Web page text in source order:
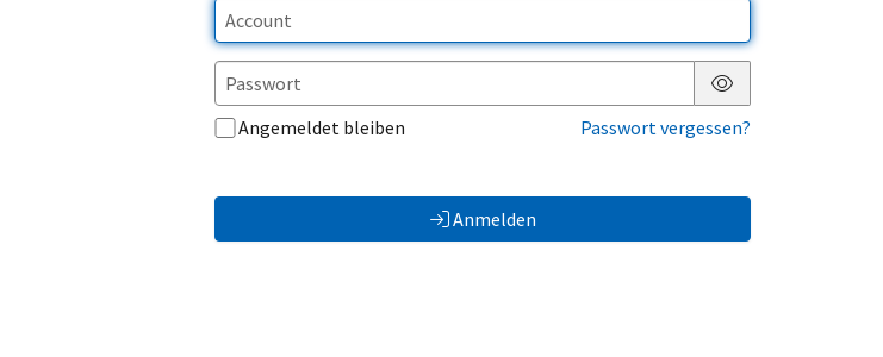
Passwort anzeigen
Angemeldet bleiben
Passwort vergessen?
Anmelden